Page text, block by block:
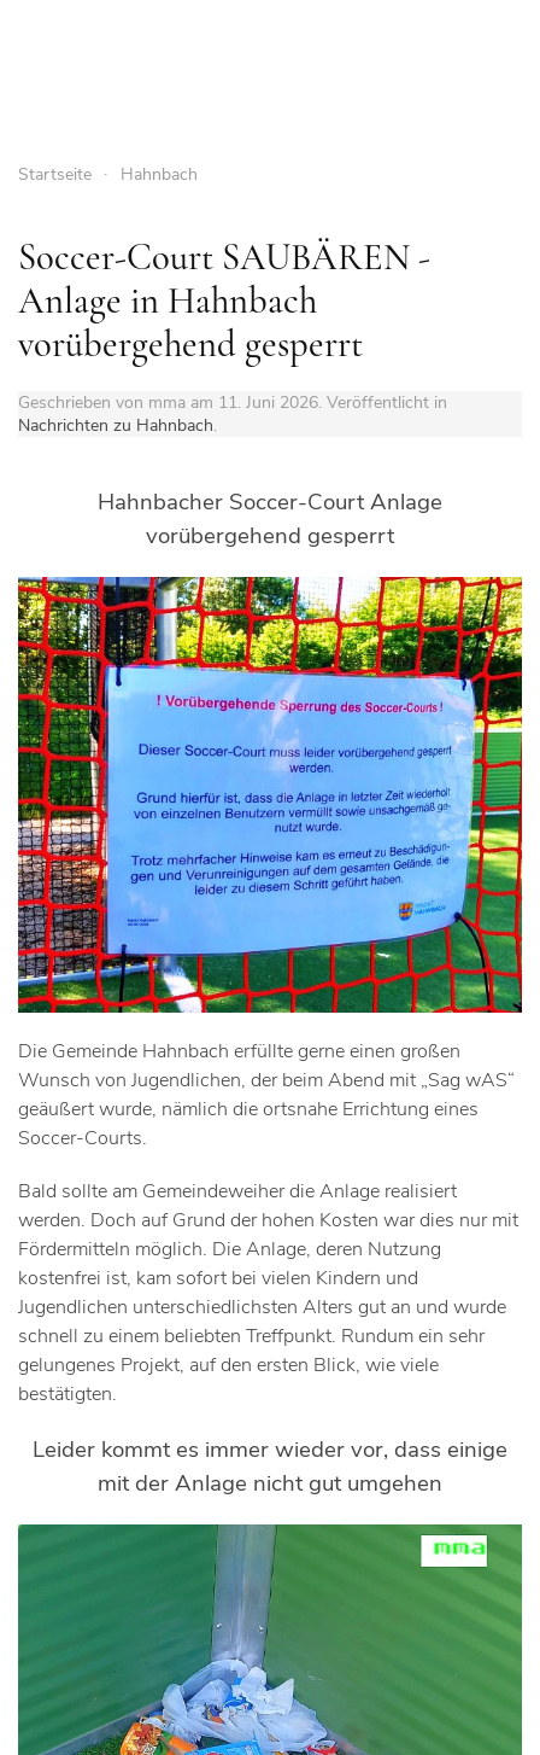
Startseite Hahnbach
Soccer-Court SAUBÄREN -
Anlage in Hahnbach
vorübergehend gesperrt
Geschrieben von mma am 11. Juni 2026. Veröffentlicht in
Nachrichten zu Hahnbach.
Hahnbacher Soccer-Court Anlage
vorübergehend gesperrt
Die Gemeinde Hahnbach erfüllte gerne einen großen
Wunsch von Jugendlichen, der beim Abend mit „Sag wAS“
geäußert wurde, nämlich die ortsnahe Errichtung eines
Soccer-Courts.
Bald sollte am Gemeindeweiher die Anlage realisiert
werden. Doch auf Grund der hohen Kosten war dies nur mit
Fördermitteln möglich. Die Anlage, deren Nutzung
kostenfrei ist, kam sofort bei vielen Kindern und
Jugendlichen unterschiedlichsten Alters gut an und wurde
schnell zu einem beliebten Treffpunkt. Rundum ein sehr
gelungenes Projekt, auf den ersten Blick, wie viele
bestätigten.
Leider kommt es immer wieder vor, dass einige
mit der Anlage nicht gut umgehen